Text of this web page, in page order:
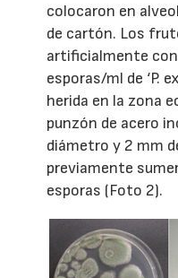
colocaron en
de cartón. Los
artificialmente
esporas/ml de ‘P.
herida en la zona
punzón de acero
diámetro y 2 mm
previamente
esporas (Foto 2).